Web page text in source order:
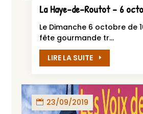
La Haye-de-Routot – 6
Le Dimanche 6 octobre de
fête gourmande tr...
LIRE LA SUITE
23/09/2019